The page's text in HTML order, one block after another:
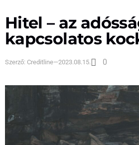
Hitel – az
kapcsolatos
Szerző: Creditline—2023.08.15. 0